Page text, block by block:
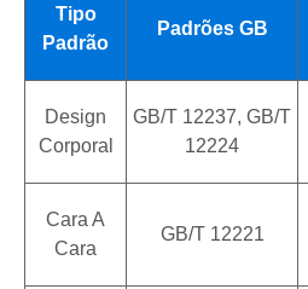
Tipo
Padrão
Padrões GB
Design
Corporal
GB/T 12237, GB/T
12224
Cara A
Cara
GB/T 12221